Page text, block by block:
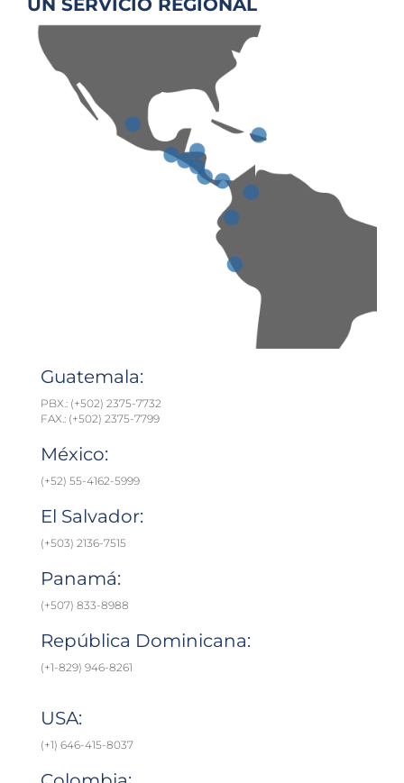
UN SERVICIO REGIONAL
Guatemala:
PBX.: (+502) 2375-7732
FAX.: (+502) 2375-7799
México:
(+52) 55-4162-5999
El Salvador:
(+503) 2136-7515
Panamá:
(+507) 833-8988
República Dominicana:
(+1-829) 946-8261
USA:
(+1) 646-415-8037